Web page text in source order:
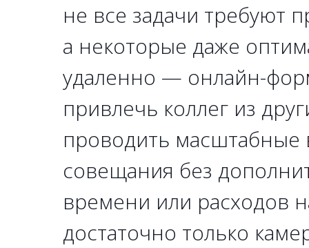
не все задачи требуют
а некоторые даже
удаленно — онлайн-
привлечь коллег из
проводить масштабные
совещания без
времени или расходов
достаточно только